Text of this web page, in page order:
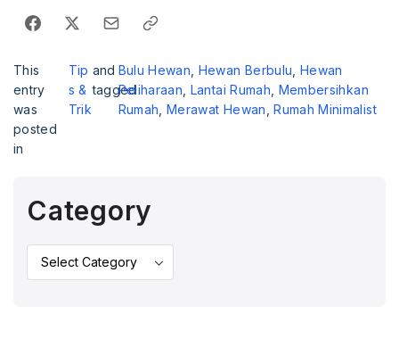
This
entry
was
posted
in
Tip
s &
Trik
and
tagged
Bulu Hewan Hewan Berbulu ,Hewan
Peliharaan Lantai Rumah Membersihkan
Rumah ,Merawat Hewan ,Rumah Minimalist
Category